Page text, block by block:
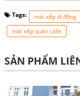
Tags: mái xếp di động
mái xếp quán cafe
SẢN PHẨM